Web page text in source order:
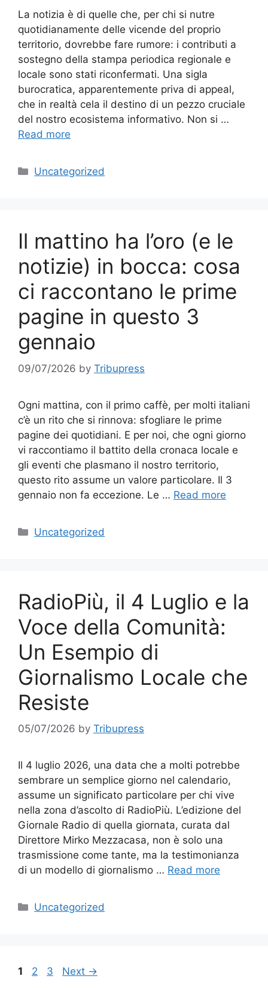
La notizia è di quelle che, per chi si nutre
quotidianamente delle vicende del proprio
territorio, dovrebbe fare rumore: i contributi a
sostegno della stampa periodica regionale e
locale sono stati riconfermati. Una sigla
burocratica, apparentemente priva di appeal,
che in realtà cela il destino di un pezzo cruciale
del nostro ecosistema informativo. Non si …
Read more
Categories
Uncategorized
Il mattino ha l’oro (e le
notizie) in bocca: cosa
ci raccontano le prime
pagine in questo 3
gennaio
09/07/2026 by Tribupress
Ogni mattina, con il primo caffè, per molti italiani
c’è un rito che si rinnova: sfogliare le prime
pagine dei quotidiani. E per noi, che ogni giorno
vi raccontiamo il battito della cronaca locale e
gli eventi che plasmano il nostro territorio,
questo rito assume un valore particolare. Il 3
gennaio non fa eccezione. Le … Read more
Categories
Uncategorized
RadioPiù, il 4 Luglio e la
Voce della Comunità:
Un Esempio di
Giornalismo Locale che
Resiste
05/07/2026 by Tribupress
Il 4 luglio 2026, una data che a molti potrebbe
sembrare un semplice giorno nel calendario,
assume un significato particolare per chi vive
nella zona d’ascolto di RadioPiù. L’edizione del
Giornale Radio di quella giornata, curata dal
Direttore Mirko Mezzacasa, non è solo una
trasmissione come tante, ma la testimonianza
di un modello di giornalismo … Read more
Categories
Uncategorized
Page
1 Page
2 Page
3 Next →